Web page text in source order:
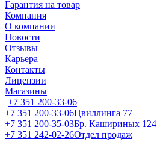
Гарантия на товар
Компания
О компании
Новости
Отзывы
Карьера
Контакты
Лицензии
Магазины
+7 351 200-33-06
+7 351 200-33-06Цвиллинга 77
+7 351 200-35-03Бр. Кашириных 124
+7 351 242-02-26Отдел продаж